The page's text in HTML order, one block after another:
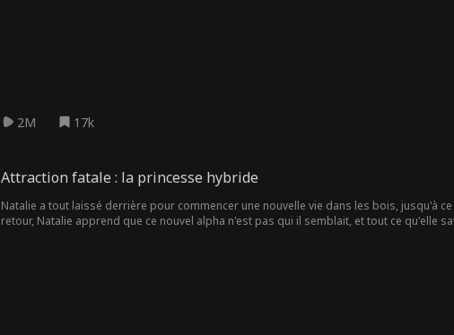
2M 17k
Attraction fatale : la princesse hybride
Natalie a tout laissé derrière pour commencer une nouvelle vie dans les bois, jusqu'à
retour, Natalie apprend que ce nouvel alpha n'est pas qui il semblait, et tout ce qu'elle